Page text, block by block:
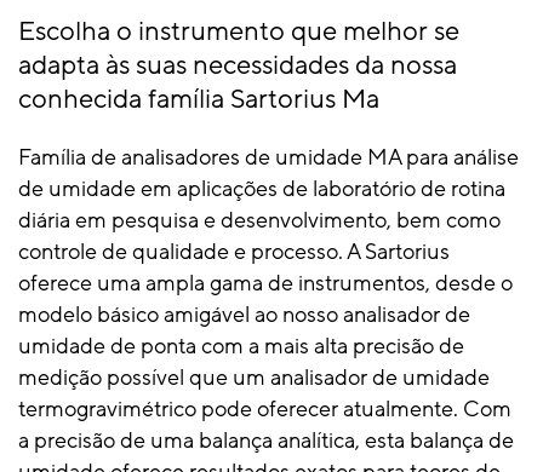
Escolha o instrumento que melhor se
adapta às suas necessidades da nossa
conhecida família Sartorius Ma
Família de analisadores de umidade MA para análise
de umidade em aplicações de laboratório de rotina
diária em pesquisa e desenvolvimento, bem como
controle de qualidade e processo. A Sartorius
oferece uma ampla gama de instrumentos, desde o
modelo básico amigável ao nosso analisador de
umidade de ponta com a mais alta precisão de
medição possível que um analisador de umidade
termogravimétrico pode oferecer atualmente. Com
a precisão de uma balança analítica, esta balança de